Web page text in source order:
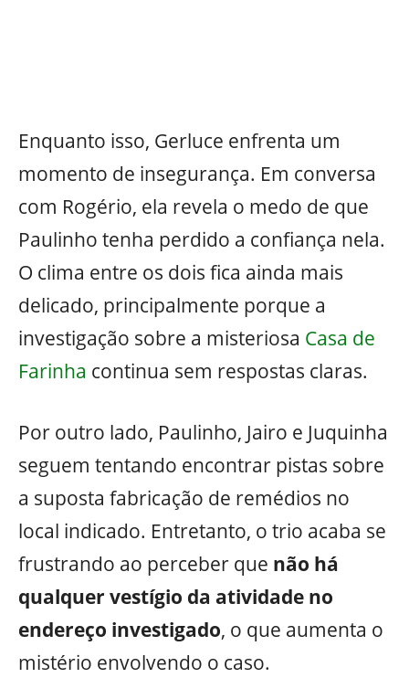
Enquanto isso, Gerluce enfrenta um
momento de insegurança. Em conversa
com Rogério, ela revela o medo de que
Paulinho tenha perdido a confiança nela.
O clima entre os dois fica ainda mais
delicado, principalmente porque a
investigação sobre a misteriosa Casa de
Farinha continua sem respostas claras.
Por outro lado, Paulinho, Jairo e Juquinha
seguem tentando encontrar pistas sobre
a suposta fabricação de remédios no
local indicado. Entretanto, o trio acaba se
frustrando ao perceber que não há
qualquer vestígio da atividade no
endereço investigado, o que aumenta o
mistério envolvendo o caso.